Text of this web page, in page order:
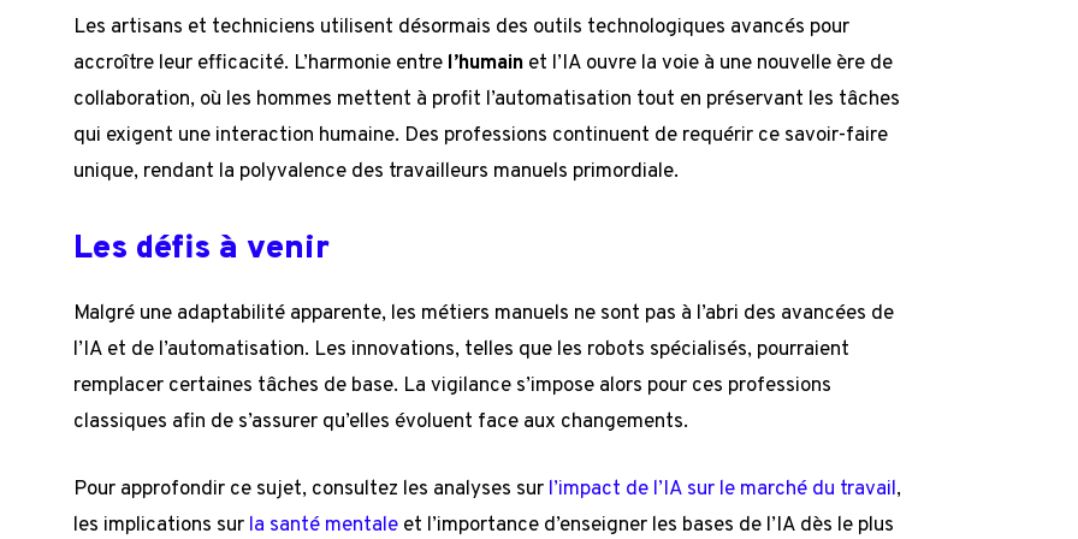
Les artisans et techniciens utilisent désormais des outils technologiques avancés pour
accroître leur efficacité. L’harmonie entre l’humain et l’IA ouvre la voie à une nouvelle ère de
collaboration, où les hommes mettent à profit l’automatisation tout en préservant les tâches
qui exigent une interaction humaine. Des professions continuent de requérir ce savoir-faire
unique, rendant la polyvalence des travailleurs manuels primordiale.
Les défis à venir
Malgré une adaptabilité apparente, les métiers manuels ne sont pas à l’abri des avancées de
l’IA et de l’automatisation. Les innovations, telles que les robots spécialisés, pourraient
remplacer certaines tâches de base. La vigilance s’impose alors pour ces professions
classiques afin de s’assurer qu’elles évoluent face aux changements.
Pour approfondir ce sujet, consultez les analyses sur l’impact de l’IA sur le marché du travail,
les implications sur la santé mentale et l’importance d’enseigner les bases de l’IA dès le plus